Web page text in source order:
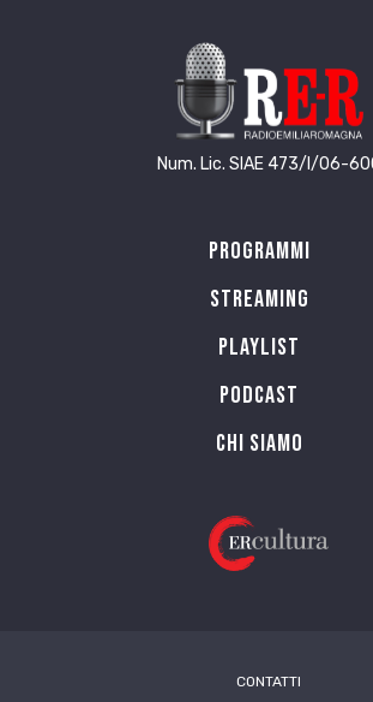
Num. Lic. SIAE 473/I/06-
Programmi
Streaming
Playlist
PODCAST
Chi siamo
CONTATTI